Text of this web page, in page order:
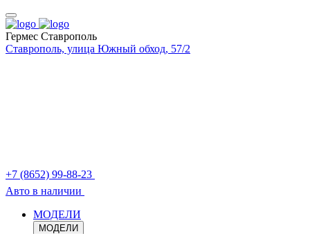
Гермес Ставрополь
Ставрополь, улица Южный обход, 57/2
+7 (8652) 99-88-23
Авто в наличии
МОДЕЛИ
МОДЕЛИ